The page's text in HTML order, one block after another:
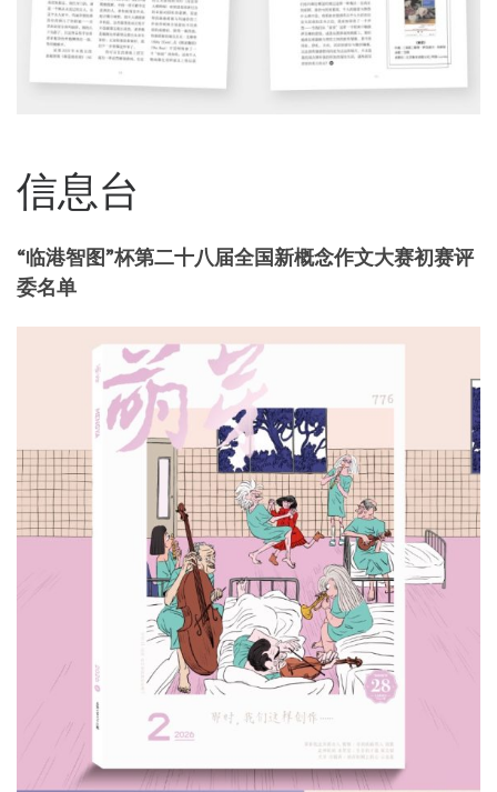
信息台
“临港智图”杯第二十八届全国新概念作文大赛初赛评
委名单